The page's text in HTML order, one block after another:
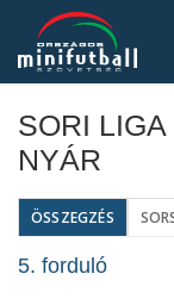
SORI
NYÁR
ÖSSZEGZÉS
5. forduló